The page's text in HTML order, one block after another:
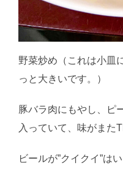
野菜炒め（これは小皿
っと大きいです。）
豚バラ肉にもやし、ピ
入っていて、味がまた
ビールが”クイクイ”はい